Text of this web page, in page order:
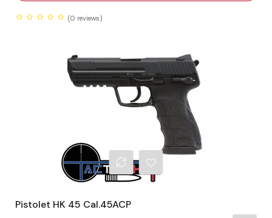
(0 reviews)
Pistolet HK 45 Cal.45ACP